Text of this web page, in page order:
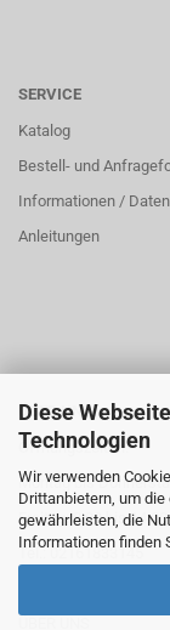
Diese
Technologien
Wir verwenden
Drittanbietern, um
gewährleisten, die
Informationen finden
SERVICE
Katalog
Bestell- und
Informationen /
Anleitungen
ÜBER UNS
Öffnungszeiten:
Montag bis
Freitag: 8:00 bis 14:00
Tel.: 02161833145